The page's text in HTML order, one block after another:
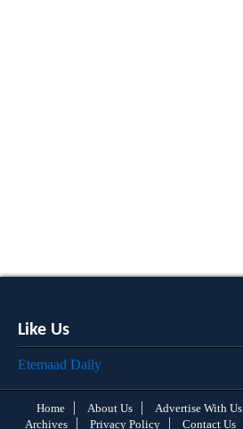
Like Us
Etemaad Daily
Home About Us Advertise With Us
Archives
Privacy Policy Contact Us